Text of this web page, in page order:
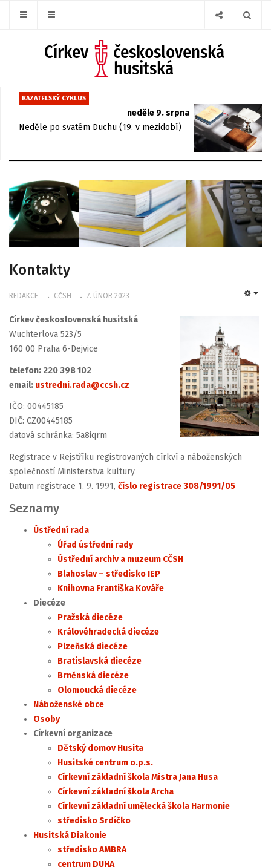
KAZATELSKÝ CYKLUS
neděle 9. srpna
Neděle po svatém Duchu (19. v mezidobí)
Kontakty
REDAKCE CČSH 7. ÚNOR 2023
Církev československá husitská
Wuchterlova 523/5
160 00 Praha 6-Dejvice
telefon: 220 398 102
email: ustredni.rada@ccsh.cz
IČO: 00445185
DIČ: CZ00445185
datová schránka: 5a8iqrm
Registrace v Rejstříku registrovaných církví a náboženských
společností Ministerstva kultury
Datum registrace 1. 9. 1991, číslo registrace 308/1991/05
Seznamy
Ústřední rada
Úřad ústřední rady
Ústřední archiv a muzeum CČSH
Blahoslav – středisko IEP
Knihovna Františka Kováře
Diecéze
Pražská diecéze
Královéhradecká diecéze
Plzeňská diecéze
Bratislavská diecéze
Brněnská diecéze
Olomoucká diecéze
Náboženské obce
Osoby
Církevní organizace
Dětský domov Husita
Husitské centrum o.p.s.
Církevní základní škola Mistra Jana Husa
Církevní základní škola Archa
Církevní základní umělecká škola Harmonie
středisko Srdíčko
Husitská Diakonie
středisko AMBRA
centrum DUHA